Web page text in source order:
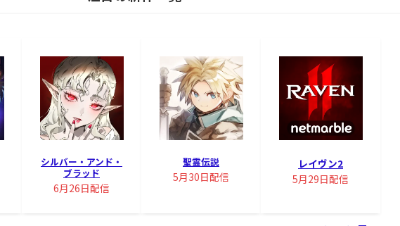
シルバー・アンド・
ブラッド
6月26日配信
聖霊伝説
5月30日配信
レイヴン2
5月29日配信